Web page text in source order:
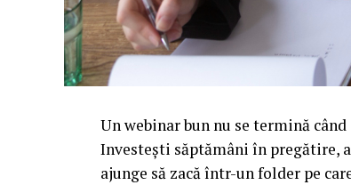
Un webinar bun nu se termină
Investești săptămâni în pregătire,
ajunge să zacă într-un folder pe